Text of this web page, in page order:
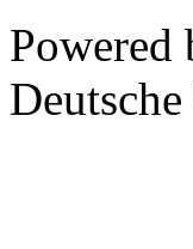
Powered